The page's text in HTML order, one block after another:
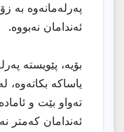
پەرلەمانەوە بە
ئەندامان نەبووە.
بۆیە، پێویستە
یاساکە بکاتەوە،
تەواو بێت و
ئەندامان کەمتر